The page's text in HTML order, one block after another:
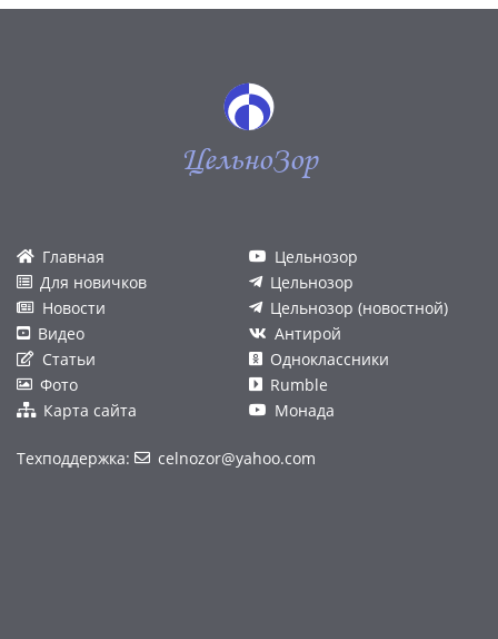
ЦельноЗор
Главная
Для новичков
Новости
Видео
Статьи
Фото
Карта сайта
Цельнозор
Цельнозор
Цельнозор (новостной)
Антирой
Одноклассники
Rumble
Монада
Техподдержка: celnozor@yahoo.com